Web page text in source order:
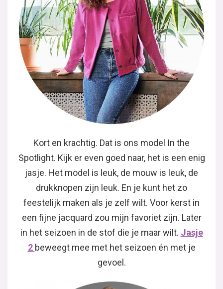
Kort en krachtig. Dat is ons model In the
Spotlight. Kijk er even goed naar, het is een enig
jasje. Het model is leuk, de mouw is leuk, de
drukknopen zijn leuk. En je kunt het zo
feestelijk maken als je zelf wilt. Voor kerst in
een fijne jacquard zou mijn favoriet zijn. Later
in het seizoen in de stof die je maar wilt. Jasje
2 beweegt mee met het seizoen én met je
gevoel.